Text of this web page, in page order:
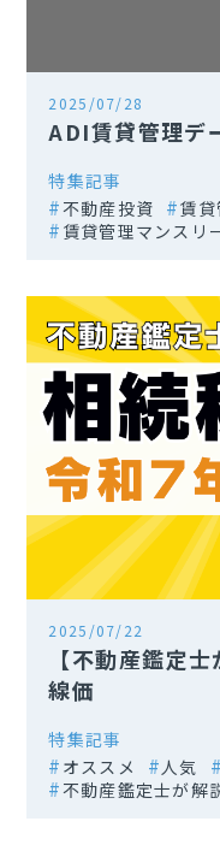
2025/07/28
ADI賃貸管理デ
特集記事
不動産投資
賃貸
賃貸管理マンスリ
2025/07/22
【不動産鑑定
線価
特集記事
オススメ
人気
不動産鑑定士が解